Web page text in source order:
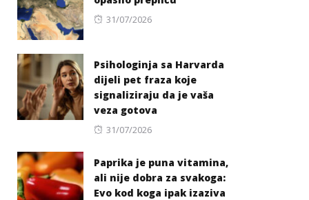
Posted
31/07/2026
Psihologinja sa Harvarda
dijeli pet fraza koje
signaliziraju da je vaša
veza gotova
Posted
31/07/2026
Paprika je puna vitamina,
ali nije dobra za svakoga:
Evo kod koga ipak izaziva